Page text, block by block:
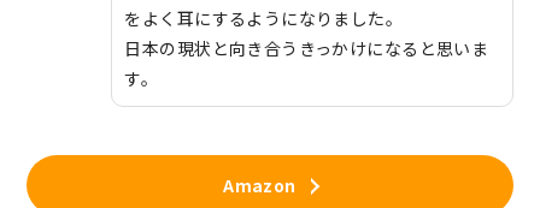
をよく耳にするようになりました。
日本の現状と向き合うきっかけになると思いま
す。
Amazon